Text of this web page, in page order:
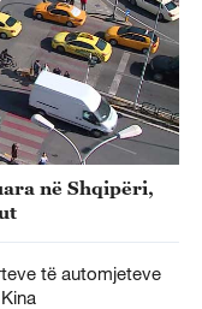
në Shqipëri,
të automjeteve